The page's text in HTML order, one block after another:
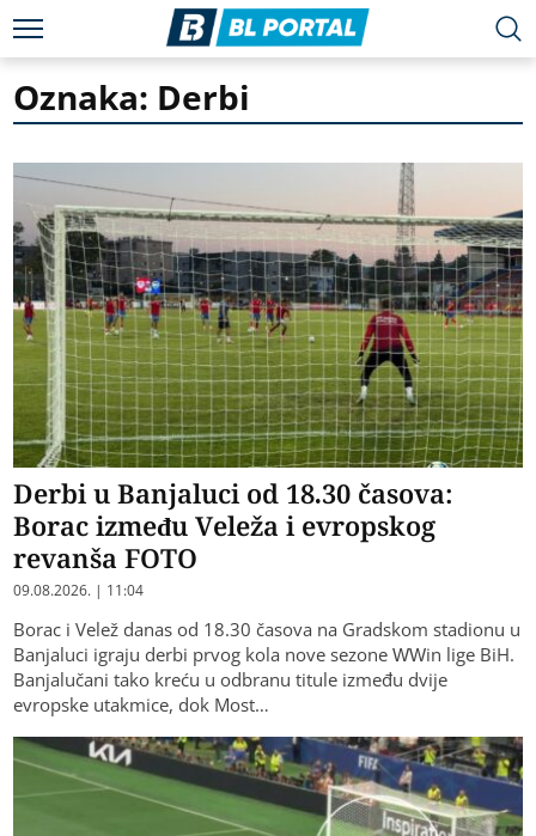
Oznaka: Derbi
Derbi u Banjaluci od 18.30 časova:
Borac između Veleža i evropskog
revanša FOTO
09.08.2026. | 11:04
Borac i Velež danas od 18.30 časova na Gradskom stadionu u
Banjaluci igraju derbi prvog kola nove sezone WWin lige BiH.
Banjalučani tako kreću u odbranu titule između dvije
evropske utakmice, dok Most…